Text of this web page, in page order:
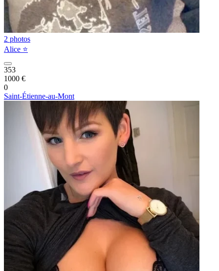
2 photos
Alice ⭐️
353
1000 €
0
Saint-Étienne-au-Mont